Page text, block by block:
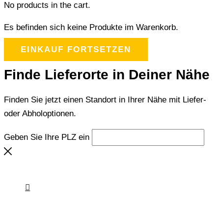
No products in the cart.
Es befinden sich keine Produkte im Warenkorb.
EINKAUF FORTSETZEN
Finde Lieferorte in Deiner Nähe
Finden Sie jetzt einen Standort in Ihrer Nähe mit Liefer-
oder Abholoptionen.
Geben Sie Ihre PLZ ein